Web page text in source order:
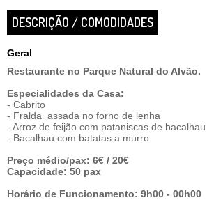
DESCRIÇÃO / COMODIDADES
Geral
Restaurante no Parque Natural do Alvão.
Especialidades da Casa:
- Cabrito
- Fralda assada no forno de lenha
- Arroz de feijão com pataniscas de bacalhau
- Bacalhau com batatas a murro
Preço médio/pax: 6€ / 20€
Capacidade: 50 pax
Horário de Funcionamento: 9h00 - 00h00